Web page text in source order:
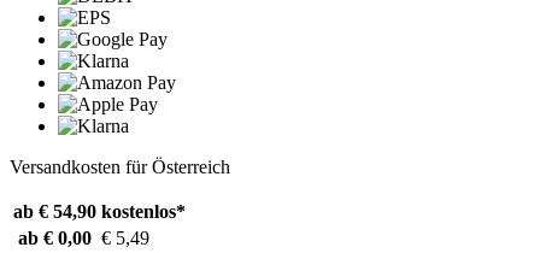
Versandkosten für Österreich
ab € 54,90 kostenlos*
ab € 0,00 € 5,49